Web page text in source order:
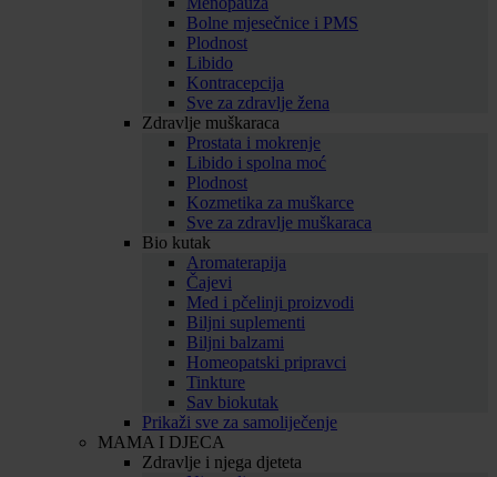
Bolne mjesečnice i PMS
Plodnost
Libido
Kontracepcija
Sve za zdravlje žena
Zdravlje muškaraca
Prostata i mokrenje
Libido i spolna moć
Plodnost
Kozmetika za muškarce
Sve za zdravlje muškaraca
Bio kutak
Aromaterapija
Čajevi
Med i pčelinji proizvodi
Biljni suplementi
Biljni balzami
Homeopatski pripravci
Tinkture
Sav biokutak
Prikaži sve za samoliječenje
MAMA I DJECA
Zdravlje i njega djeteta